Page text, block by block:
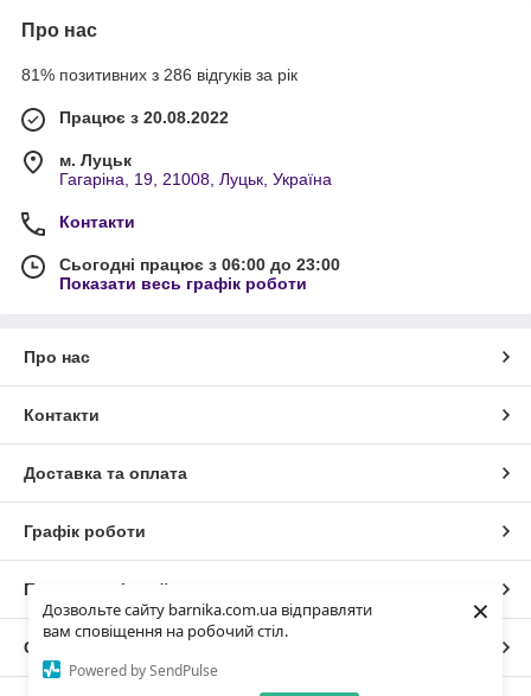
Дозвольте сайту barnika.com.ua відправляти
вам сповіщення на робочий стіл.
Powered by SendPulse
×
Про нас
81% позитивних з 286 відгуків за рік
Працює з 20.08.2022
м. Луцьк
Гагаріна, 19, 21008, Луцьк, Україна
Контакти
Сьогодні працює з 06:00 до 23:00
Показати весь графік роботи
Про нас
Контакти
Доставка та оплата
Графік роботи
Повна версія сайту
Сайт створено на маркетплейсі